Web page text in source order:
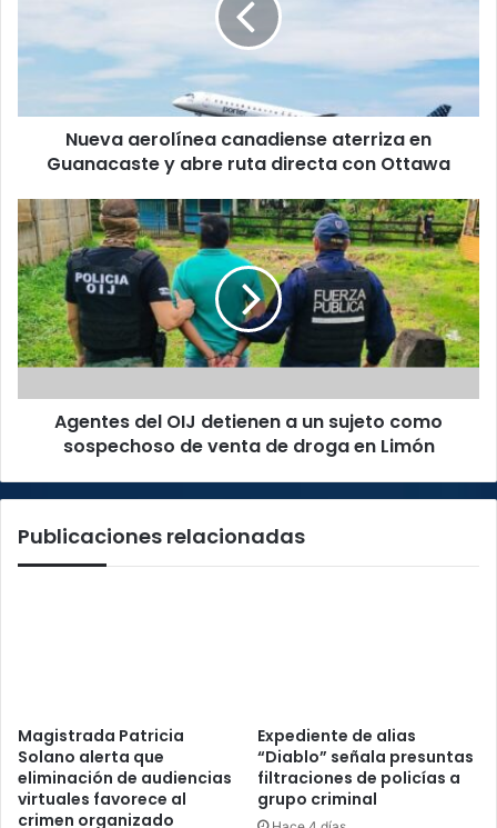
Guanacaste
y
ruta
Nueva aerolínea canadiense aterriza en
Guanacaste y abre ruta directa con Ottawa
Agentes
del
OIJ
detienen
a
un
sujeto
como
sospechoso
Limón
Agentes del OIJ detienen a un sujeto como
sospechoso de venta de droga en Limón
Publicaciones relacionadas
Magistrada Patricia
Solano alerta que
eliminación de audiencias
virtuales favorece al
crimen organizado
Expediente de alias
“Diablo” señala presuntas
filtraciones de policías a
grupo criminal